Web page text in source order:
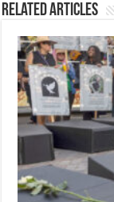
Related Articles